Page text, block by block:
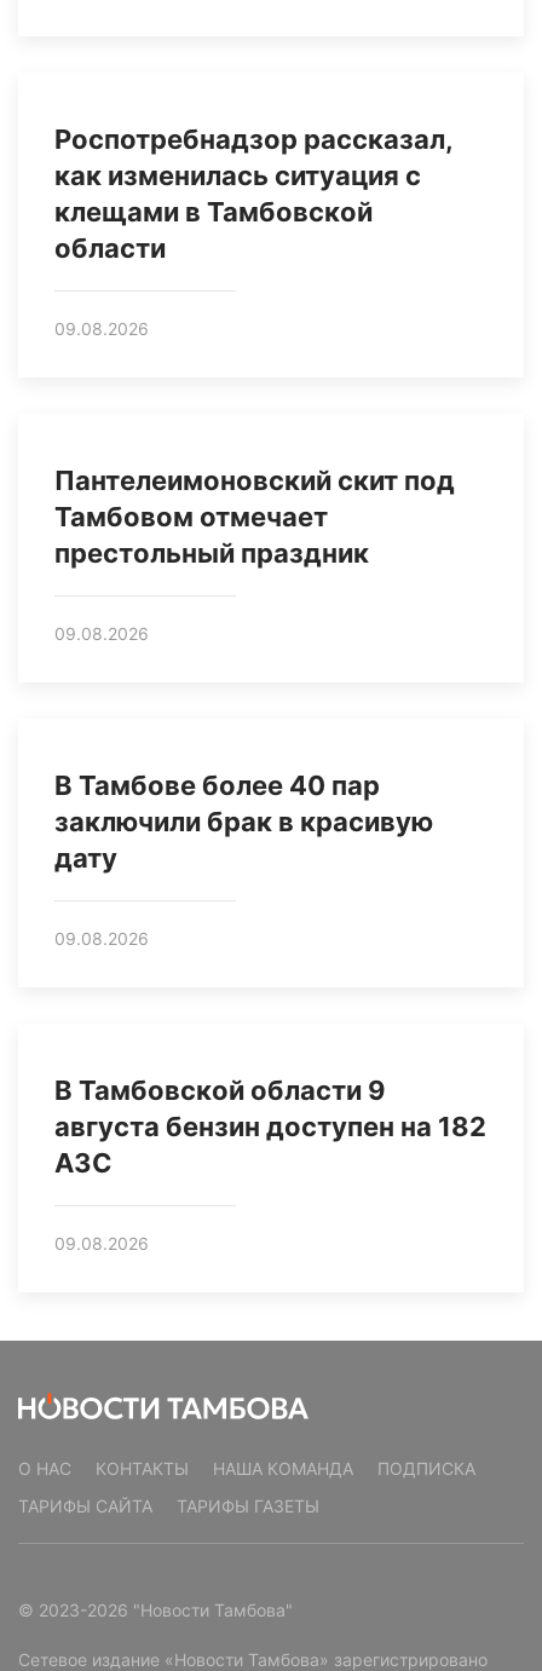
Роспотребнадзор рассказал,
как изменилась ситуация с
клещами в Тамбовской
области
09.08.2026
Пантелеимоновский скит под
Тамбовом отмечает
престольный праздник
09.08.2026
В Тамбове более 40 пар
заключили брак в красивую
дату
09.08.2026
В Тамбовской области 9
августа бензин доступен на 182
АЗС
09.08.2026
О НАС КОНТАКТЫ НАША КОМАНДА
ПОДПИСКА
ТАРИФЫ САЙТА
ТАРИФЫ ГАЗЕТЫ
© 2023-2026 "Новости Тамбова"
Сетевое издание «Новости Тамбова» зарегистрировано